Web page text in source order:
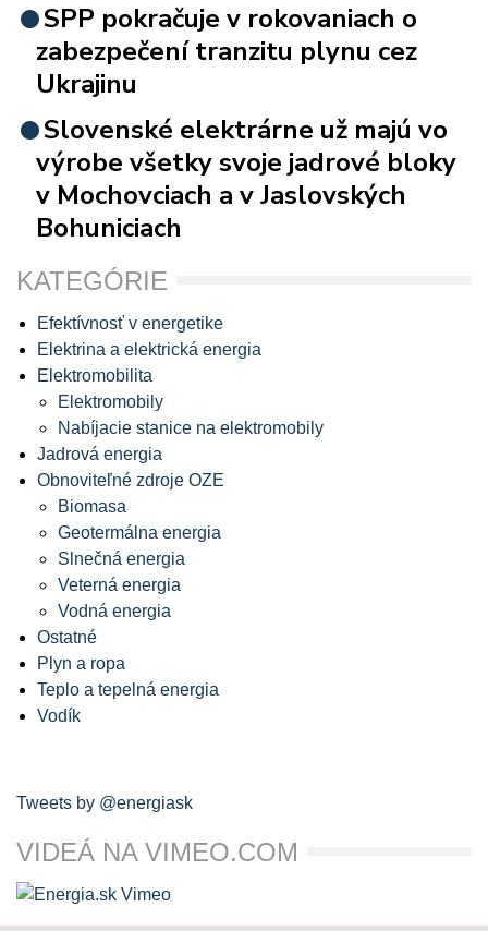
SPP pokračuje v rokovaniach o
zabezpečení tranzitu plynu cez
Ukrajinu
Slovenské elektrárne už majú vo
výrobe všetky svoje jadrové bloky
v Mochovciach a v Jaslovských
Bohuniciach
KATEGÓRIE
Efektívnosť v energetike
Elektrina a elektrická energia
Elektromobilita
Elektromobily
Nabíjacie stanice na elektromobily
Jadrová energia
Obnoviteľné zdroje OZE
Biomasa
Geotermálna energia
Slnečná energia
Veterná energia
Vodná energia
Ostatné
Plyn a ropa
Teplo a tepelná energia
Vodík
Tweets by @energiask
VIDEÁ NA VIMEO.COM